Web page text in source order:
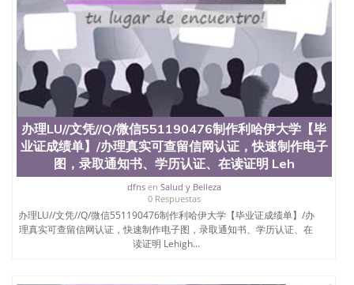
教育质量，被《福克斯》杂志评选为全美50强公立综
合性大学，每年有来自世界各地的成百上千的海外学
生前往求学。 至今，这是一所在世界上享有学术地
位、声誉、实习机会和影响力的高等教育机构，并获
誉为美国本科教育质量的核心代表。其计算机系与会
计系更是在当今美国大学教学排名中表现优异。其毕
业生大多可以在其所处地域的世界硅谷中心得到工作
机会。许多硅谷公司甚至在学生大三和大四的学期提
供许多相应科系的实习机会。无论是加州大学系统
(UC)，还是加州州立大学系统(CSU), 圣何塞州立大学
都占据着加州所有大学中的地理位置。 圣何塞州立大
学座落于硅谷(Silicon Valley), 于附近的旧金山-圣何塞
地区为全美的重要科技中心。约有学生三万人，超过
134种学士学科和65个硕士学科，并有来自世界60余
国的学生来此就读。其有名的科系如计算机科学，电
子工程学，工商管理学，艺术设计，和航空学等，深
受性肯定及好评；而各种大学部和研究所的商学课程
办理LU//文凭//Q/微信551190476制作利哈伊大学【毕
业证成绩单】/办理真实可查留信网认证，快速制作电子
图，录取通知书、学历认证、在读证明 Leh
dfnsen Salud y Belleza
0 Respuestas
办理LU//文凭//Q/微信551190476制作利哈伊大学【毕业证成绩单】/办
理真实可查留信网认证，快速制作电子图，录取通知书、学历认证、在
读证明 Lehigh...